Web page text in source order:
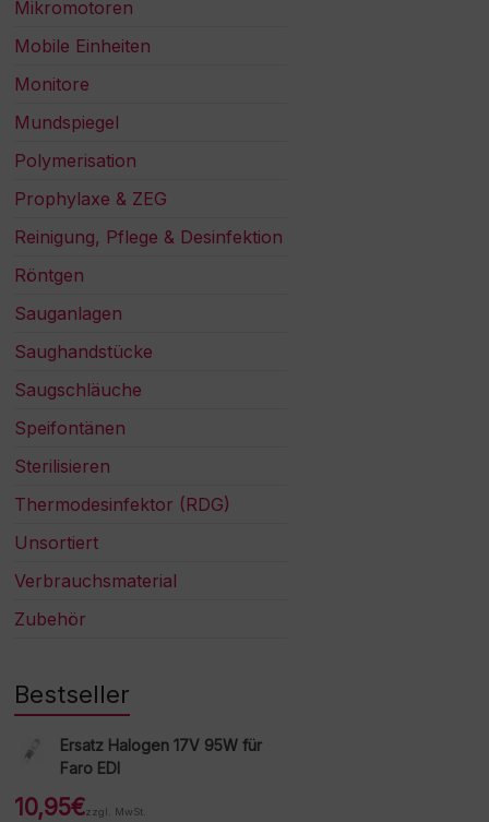
Mikromotoren
Mobile Einheiten
Monitore
Mundspiegel
Polymerisation
Prophylaxe & ZEG
Reinigung, Pflege & Desinfektion
Röntgen
Sauganlagen
Saughandstücke
Saugschläuche
Speifontänen
Sterilisieren
Thermodesinfektor (RDG)
Unsortiert
Verbrauchsmaterial
Zubehör
Bestseller
Ersatz Halogen 17V 95W für
Faro EDI
10,95€zzgl. MwSt.